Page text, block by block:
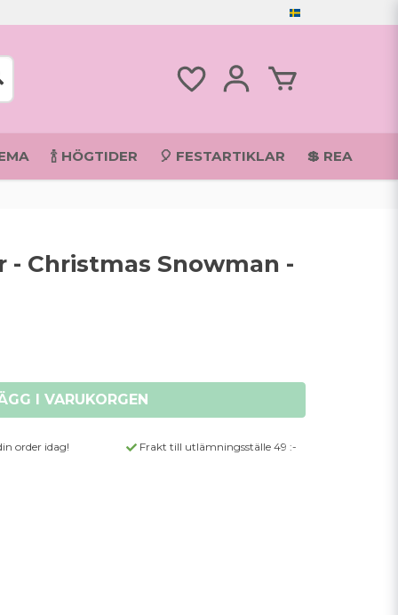
🍾 HÖGTIDER 🎈 FESTARTIKLAR 💲 REA
Christmas Snowman -
I VARUKORGEN
order idag!
Frakt till utlämningsställe 49 :-